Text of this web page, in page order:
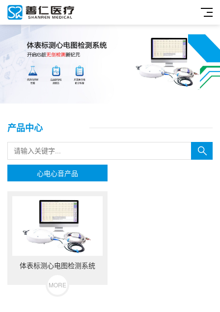
产品中心
心电心音产品
体表标测心电图检测系统
MORE